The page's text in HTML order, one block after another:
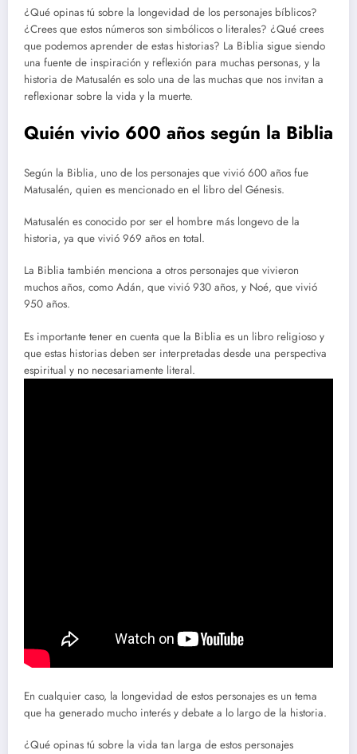
¿Qué opinas tú sobre la longevidad de los personajes bíblicos?
¿Crees que estos números son simbólicos o literales? ¿Qué crees
que podemos aprender de estas historias? La Biblia sigue siendo
una fuente de inspiración y reflexión para muchas personas, y la
historia de Matusalén es solo una de las muchas que nos invitan a
reflexionar sobre la vida y la muerte.
Quién vivio 600 años según la Biblia
Según la Biblia, uno de los personajes que vivió 600 años fue
Matusalén, quien es mencionado en el libro del Génesis.
Matusalén es conocido por ser el hombre más longevo de la
historia, ya que vivió 969 años en total.
La Biblia también menciona a otros personajes que vivieron
muchos años, como Adán, que vivió 930 años, y Noé, que vivió
950 años.
Es importante tener en cuenta que la Biblia es un libro religioso y
que estas historias deben ser interpretadas desde una perspectiva
espiritual y no necesariamente literal.
En cualquier caso, la longevidad de estos personajes es un tema
que ha generado mucho interés y debate a lo largo de la historia.
¿Qué opinas tú sobre la vida tan larga de estos personajes